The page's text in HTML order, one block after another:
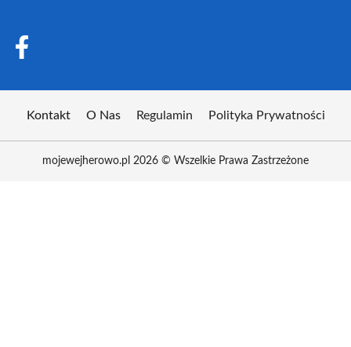
Kontakt O Nas Regulamin Polityka Prywatności
mojewejherowo.pl 2026 © Wszelkie Prawa Zastrzeżone